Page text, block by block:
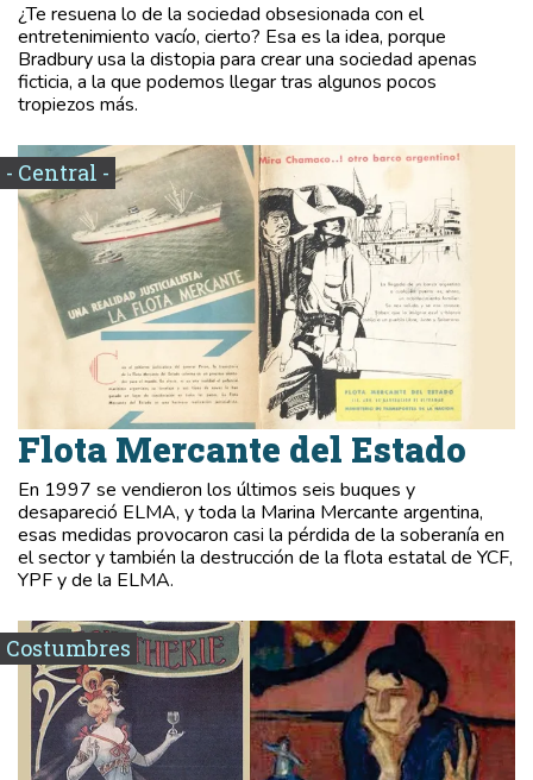
¿Te resuena lo de la sociedad obsesionada con el
entretenimiento vacío, cierto? Esa es la idea, porque
Bradbury usa la distopia para crear una sociedad apenas
ficticia, a la que podemos llegar tras algunos pocos
tropiezos más.
- Central -
Flota Mercante del Estado
En 1997 se vendieron los últimos seis buques y
desapareció ELMA, y toda la Marina Mercante argentina,
esas medidas provocaron casi la pérdida de la soberanía en
el sector y también la destrucción de la flota estatal de YCF,
YPF y de la ELMA.
Costumbres